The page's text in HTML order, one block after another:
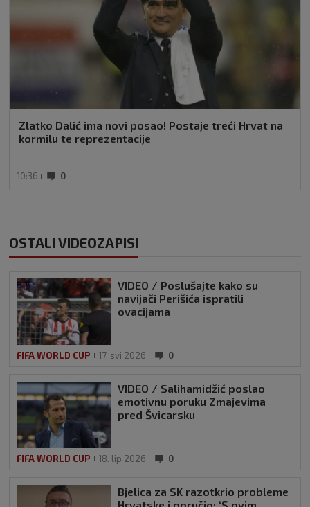
Zlatko Dalić ima novi posao! Postaje treći Hrvat na
kormilu te reprezentacije
10:36 0
OSTALI VIDEOZAPISI
VIDEO / Poslušajte kako su
navijači Perišića ispratili
ovacijama
FIFA WORLD CUP 17. svi 2026 0
VIDEO / Salihamidžić poslao
emotivnu poruku Zmajevima
pred Švicarsku
FIFA WORLD CUP 18. lip 2026 0
Bjelica za SK razotkrio probleme